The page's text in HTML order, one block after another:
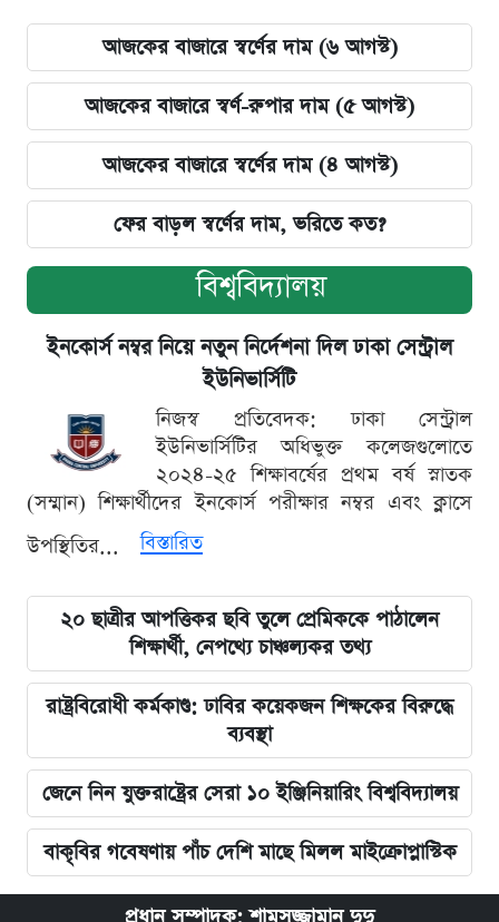
আজকের বাজারে স্বর্ণের দাম (৬ আগস্ট)
আজকের বাজারে স্বর্ণ-রুপার দাম (৫ আগস্ট)
আজকের বাজারে স্বর্ণের দাম (৪ আগস্ট)
ফের বাড়ল স্বর্ণের দাম, ভরিতে কত?
বিশ্ববিদ্যালয়
ইনকোর্স নম্বর নিয়ে নতুন নির্দেশনা দিল ঢাকা সেন্ট্রাল
ইউনিভার্সিটি
নিজস্ব প্রতিবেদক: ঢাকা সেন্ট্রাল
ইউনিভার্সিটির অধিভুক্ত কলেজগুলোতে
২০২৪-২৫ শিক্ষাবর্ষের প্রথম বর্ষ স্নাতক
(সম্মান) শিক্ষার্থীদের ইনকোর্স পরীক্ষার নম্বর এবং ক্লাসে
উপস্থিতির...
বিস্তারিত
২০ ছাত্রীর আপত্তিকর ছবি তুলে প্রেমিককে পাঠালেন
শিক্ষার্থী, নেপথ্যে চাঞ্চল্যকর তথ্য
রাষ্ট্রবিরোধী কর্মকাণ্ড: ঢাবির কয়েকজন শিক্ষকের বিরুদ্ধে
ব্যবস্থা
জেনে নিন যুক্তরাষ্ট্রের সেরা ১০ ইঞ্জিনিয়ারিং বিশ্ববিদ্যালয়
বাকৃবির গবেষণায় পাঁচ দেশি মাছে মিলল মাইক্রোপ্লাস্টিক